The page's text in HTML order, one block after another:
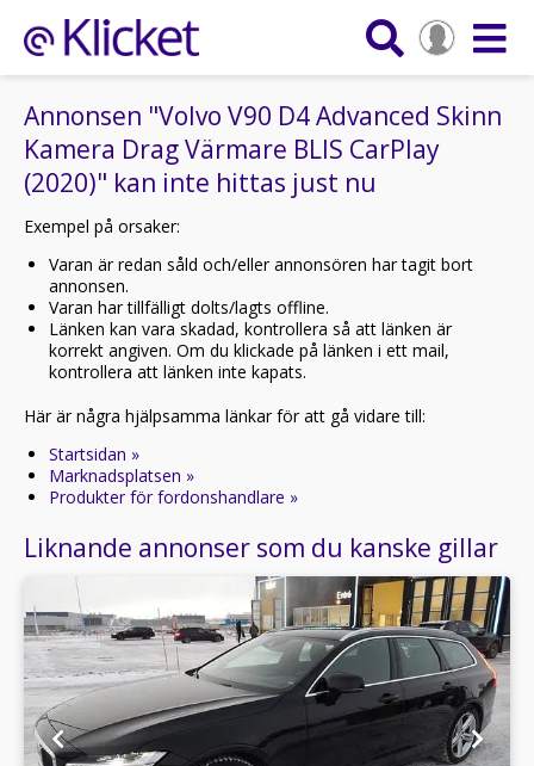
Annonsen "Volvo V90 D4 Advanced Skinn
Kamera Drag Värmare BLIS CarPlay
(2020)" kan inte hittas just nu
Exempel på orsaker:
Varan är redan såld och/eller annonsören har tagit bort
annonsen.
Varan har tillfälligt dolts/lagts offline.
Länken kan vara skadad, kontrollera så att länken är
korrekt angiven. Om du klickade på länken i ett mail,
kontrollera att länken inte kapats.
Här är några hjälpsamma länkar för att gå vidare till:
Startsidan »
Marknadsplatsen »
Produkter för fordonshandlare »
Liknande annonser som du kanske gillar